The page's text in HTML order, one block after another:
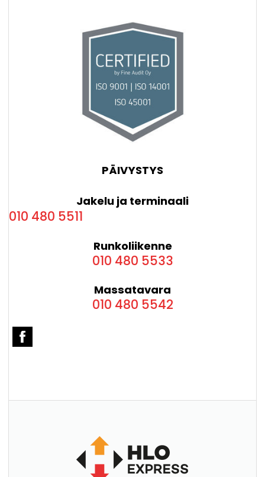
PÄIVYSTYS
Jakelu ja terminaali
010 480 5511
Runkoliikenne
010 480 5533
Massatavara
010 480 5542